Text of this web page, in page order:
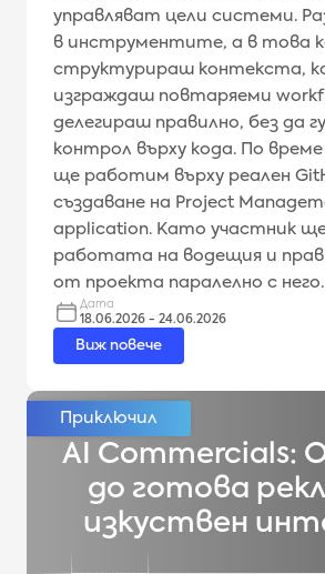
управляват цели системи.
в инструментите, а в това
структурираш контекста,
изграждаш повтаряеми
делегираш правилно, без да
контрол върху кода. По
ще работим върху реален
създаване на Project
application. Като участник
работата на водещия и
от проекта паралелно с него.
Дата
18.06.2026 - 24.06.2026
Виж повече
AI Commercials:
до готова
изкуствен